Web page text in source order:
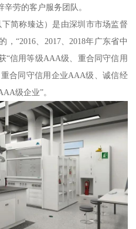
劳的客户服务团队。
简称臻达）是由深圳市市场监督
“2016、2017、2018年广东省中
“信用等级AAA级、重合同守信用
合同守信用企业AAA级、诚信经
级企业”。